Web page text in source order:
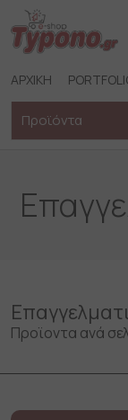
Skip
to
content
ΑΡΧΙΚΗ
Προϊόντα
Προϊοντα ανά